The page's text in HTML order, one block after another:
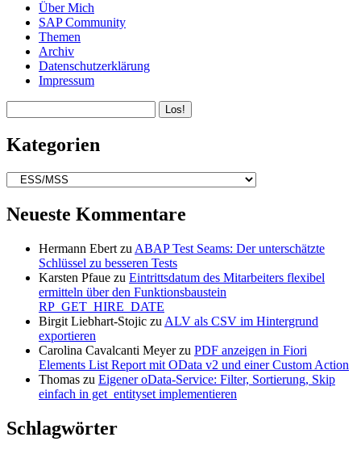
Über Mich
SAP Community
Themen
Archiv
Datenschutzerklärung
Impressum
Kategorien
Kategorien
Neueste Kommentare
Hermann Ebert zu ABAP Test Seams: Der unterschätzte
Schlüssel zu besseren Tests
Karsten Pfaue zu Eintrittsdatum des Mitarbeiters flexibel
ermitteln über den Funktionsbaustein
RP_GET_HIRE_DATE
Birgit Liebhart-Stojic zu ALV als CSV im Hintergrund
exportieren
Carolina Cavalcanti Meyerzu PDF anzeigen in Fiori
Elements List Report mit OData v2 und einer Custom Action
Thomas zu Eigener oData-Service: Filter, Sortierung, Skip
einfach in get_entityset implementieren
Schlagwörter